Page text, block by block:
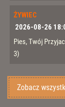
ŻYWIEC
2026-08-26
Pies, Twój
3)
Zobacz